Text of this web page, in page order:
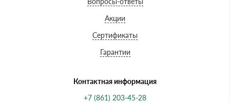
Акции
Сертификаты
Гарантии
Контактная информация
+7 (861) 203-45-28